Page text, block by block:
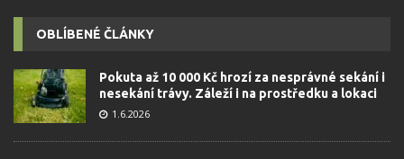
OBLÍBENÉ ČLÁNKY
Pokuta až 10 000 Kč hrozí za nesprávné sekání i
nesekání trávy. Záleží i na prostředku a lokaci
1.6.2026